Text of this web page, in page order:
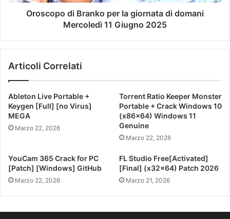
Oroscopo di Branko per la giornata di domani
Mercoledì 11 Giugno 2025
Articoli Correlati
Ableton Live Portable +
Keygen [Full] [no Virus]
MEGA
Marzo 22, 2026
Torrent Ratio Keeper Monster
Portable + Crack Windows 10
(x86x64) Windows 11
Genuine
Marzo 22, 2026
YouCam 365 Crack for PC
[Patch] [Windows] GitHub
Marzo 22, 2026
FL Studio Free[Activated]
[Final] (x32x64) Patch 2026
Marzo 21, 2026